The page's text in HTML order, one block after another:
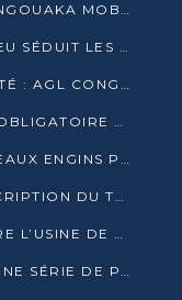
LA SECTION 1-PCT MOUKOUNDZI NGOUAKA MOBILISE 100 000 FCFA POUR LE 6ᵉ CONGRÈS DU PARTI
BASSIN DU CONGO : LE FONDS BLEU SÉDUIT LES BAILLEURS À BELÉM
JOURNÉE MONDIALE DE LA QUALITÉ : AGL CONGO FORME ET SENSIBILISE LES JEUNES TALENTS
L’ACPE LANCE LA CERTIFICATION OBLIGATOIRE DES CONTRATS DE TRAVAIL DES TRANSPORTEURS
POINTE-NOIRE SE DOTE DE NOUVEAUX ENGINS POUR L’ASSAINISSEMENT ET L’ENTRETIEN ROUTIER
DES MÉDECINS DEMANDENT L’INSCRIPTION DU TRAITEMENT DU PIED-BOT DANS LES CURSUS UNIVERSITAIRES
DÉNIS SASSOU N’GUESSO INAUGURE L’USINE DE VALORISATION DU GAZ ASSOCIÉ
DENIS SASSOU-N’GUESSO LANCE UNE SÉRIE DE PROJETS DANS LE KOUILOU